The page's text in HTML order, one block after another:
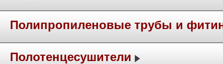
Полипропиленовые трубы и
Полотенцесушители